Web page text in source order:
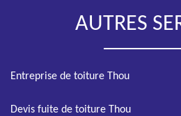
AUTRES
Entreprise de toiture Thou
Devis fuite de toiture Thou